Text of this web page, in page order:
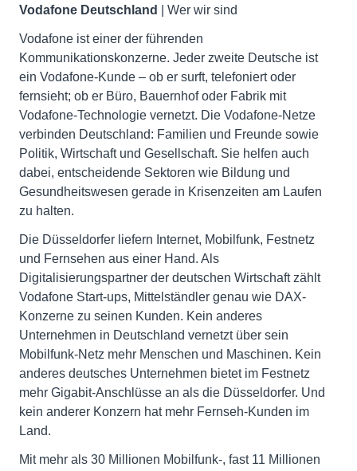
Vodafone Deutschland | Wer wir sind
Vodafone ist einer der führenden
Kommunikationskonzerne. Jeder zweite Deutsche ist
ein Vodafone-Kunde – ob er surft, telefoniert oder
fernsieht; ob er Büro, Bauernhof oder Fabrik mit
Vodafone-Technologie vernetzt. Die Vodafone-Netze
verbinden Deutschland: Familien und Freunde sowie
Politik, Wirtschaft und Gesellschaft. Sie helfen auch
dabei, entscheidende Sektoren wie Bildung und
Gesundheitswesen gerade in Krisenzeiten am Laufen
zu halten.
Die Düsseldorfer liefern Internet, Mobilfunk, Festnetz
und Fernsehen aus einer Hand. Als
Digitalisierungspartner der deutschen Wirtschaft zählt
Vodafone Start-ups, Mittelständler genau wie DAX-
Konzerne zu seinen Kunden. Kein anderes
Unternehmen in Deutschland vernetzt über sein
Mobilfunk-Netz mehr Menschen und Maschinen. Kein
anderes deutsches Unternehmen bietet im Festnetz
mehr Gigabit-Anschlüsse an als die Düsseldorfer. Und
kein anderer Konzern hat mehr Fernseh-Kunden im
Land.
Mit mehr als 30 Millionen Mobilfunk-, fast 11 Millionen